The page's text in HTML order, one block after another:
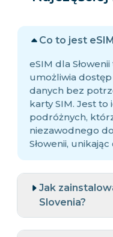
Co to jest
eSIM dla
umożliwia
danych bez
karty SIM. Jest
podróżnych,
niezawodnego
Słowenii,
Jak
Slovenia?